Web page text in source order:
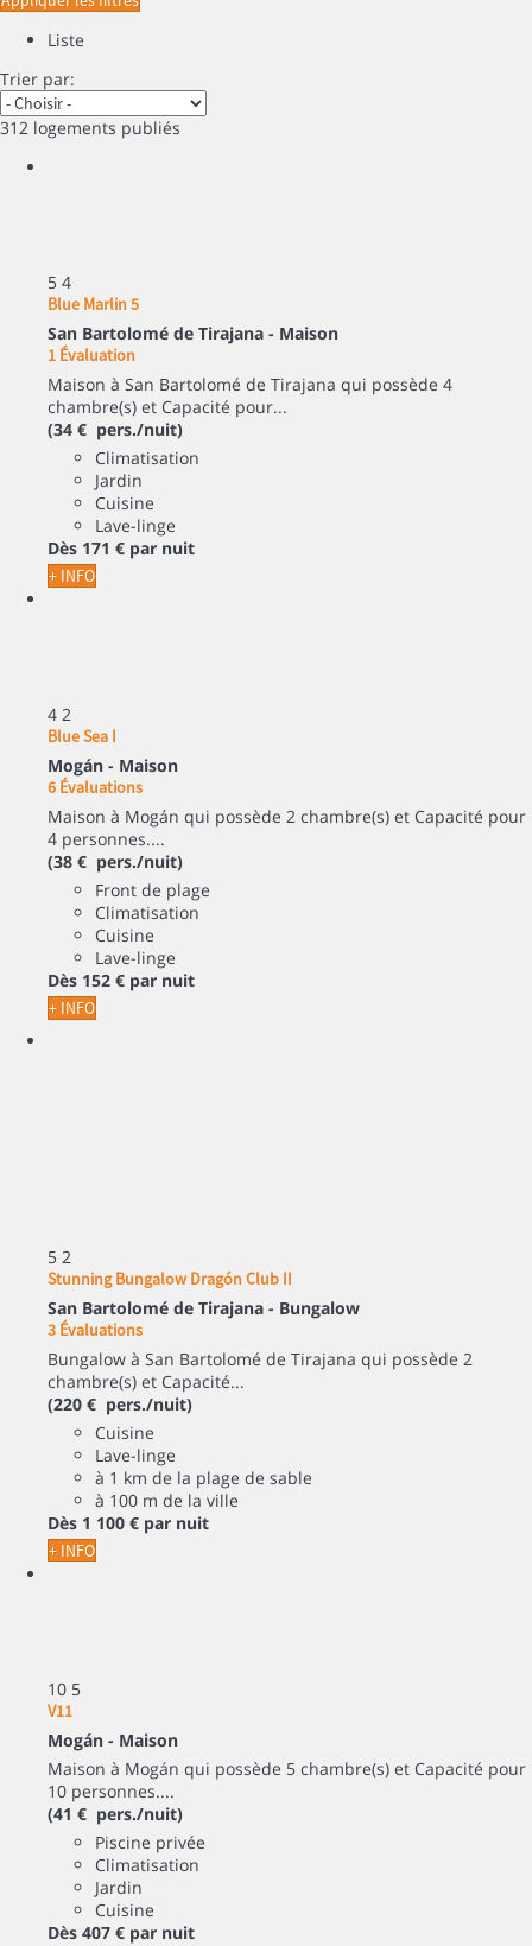
Liste
Trier par:
312 logements publiés
5 4
Blue Marlin 5
San Bartolomé de Tirajana - Maison
1 Évaluation
Maison à San Bartolomé de Tirajana qui possède 4
chambre(s) et Capacité pour...
(34 € pers./nuit)
Climatisation
Jardin
Cuisine
Lave-linge
Dès 171 € par nuit
+ INFO
4 2
Blue Sea I
Mogán - Maison
6 Évaluations
Maison à Mogán qui possède 2 chambre(s) et Capacité pour
4 personnes....
(38 € pers./nuit)
Front de plage
Climatisation
Cuisine
Lave-linge
Dès 152 € par nuit
+ INFO
5 2
Stunning Bungalow Dragón Club II
San Bartolomé de Tirajana - Bungalow
3 Évaluations
Bungalow à San Bartolomé de Tirajana qui possède 2
chambre(s) et Capacité...
(220 € pers./nuit)
Cuisine
Lave-linge
à 1 km de la plage de sable
à 100 m de la ville
Dès 1 100 € par nuit
+ INFO
10 5
V11
Mogán - Maison
Maison à Mogán qui possède 5 chambre(s) et Capacité pour
10 personnes....
(41 € pers./nuit)
Piscine privée
Climatisation
Jardin
Cuisine
Dès 407 € par nuit